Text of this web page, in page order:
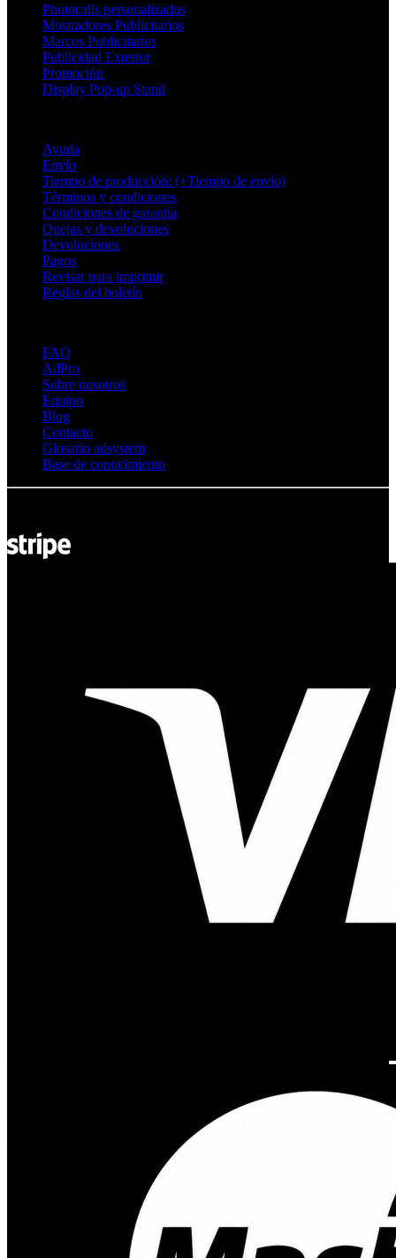
Photocalls personalizados
Mostradores Publicitarios
Marcos Publicitarios
Publicidad Exterior
Promoción
Display Pop-up Stand
Ayuda
Envío
Tiempo de producción: (+Tiempo de envío)
Términos y condiciones
Condiciones de garantía
Quejas y devoluciones
Devoluciones
Pagos
Revisar para imprimir
Reglas del boletín
FAQ
AdPro
Sobre nosotros
Equipo
Blog
Contacto
Glosario adsystem
Base de conocimiento